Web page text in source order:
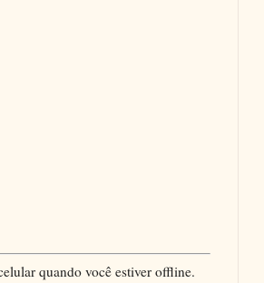
quando você estiver offline.